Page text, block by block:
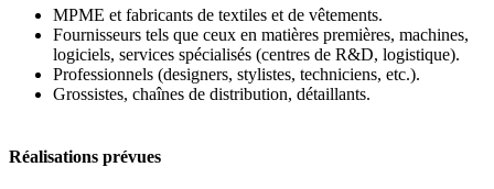
MPME et fabricants de textiles et de vêtements.
Fournisseurs tels que ceux en matières premières, machines,
logiciels, services spécialisés (centres de R&D, logistique).
Professionnels (designers, stylistes, techniciens, etc.).
Grossistes, chaînes de distribution, détaillants.
Réalisations prévues